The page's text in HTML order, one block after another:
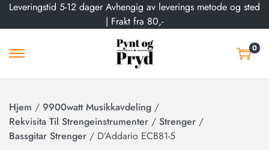
Leveringstid 5-12 dager Avhengig av leverings metode og sted
| Frakt fra 80,-
0
Hjem / 9900watt Musikkavdeling /
Rekvisita Til Strengeinstrumenter / Strenger /
Bassgitar Strenger / D’Addario ECB81-5